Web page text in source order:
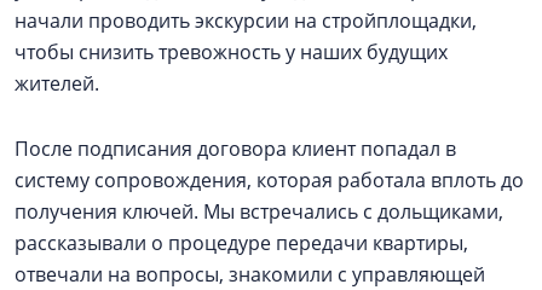
начали проводить экскурсии на стройплощадки,
чтобы снизить тревожность у наших будущих
жителей.
После подписания договора клиент попадал в
систему сопровождения, которая работала вплоть до
получения ключей. Мы встречались с дольщиками,
рассказывали о процедуре передачи квартиры,
отвечали на вопросы, знакомили с управляющей